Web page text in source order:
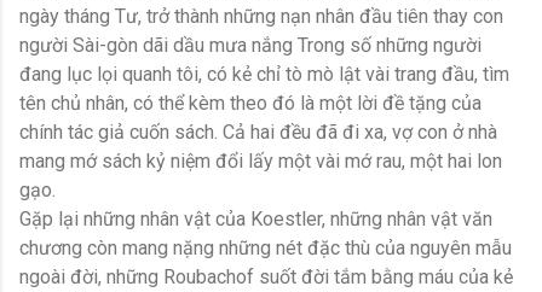
ngày tháng Tư, trở thành những nạn nhân đầu tiên thay con
người Sài-gòn dãi dầu mưa nắng Trong số những người
đang lục lọi quanh tôi, có kẻ chỉ tò mò lật vài trang đầu, tìm
tên chủ nhân, có thể kèm theo đó là một lời đề tặng của
chính tác giả cuốn sách. Cả hai đều đã đi xa, vợ con ở nhà
mang mớ sách kỷ niệm đổi lấy một vài mớ rau, một hai lon
gạo.
Gặp lại những nhân vật của Koestler, những nhân vật văn
chương còn mang nặng những nét đặc thù của nguyên mẫu
ngoài đời, những Roubachof suốt đời tắm bằng máu của kẻ